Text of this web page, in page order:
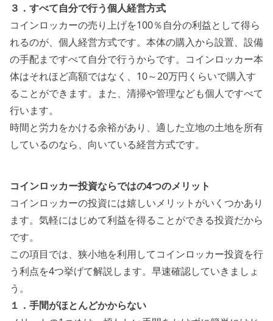
３．すべて自分で行う個人経営方式
コインロッカーの売り上げを100％自分の利益として得ら
れるのが、個人経営方式です。 本体の購入から設置、設備
の手配まですべて自分で行うからです。コインロッカー本
体はそれほど高額ではなく、10～20万円くらいで購入す
ることができます。また、清掃や管理なども個人ですべて
行います。
時間と労力をかける余裕があり、適した立地の土地を所有
しているのなら、向いている経営方式です。
コインロッカー投資ならではの4つのメリット
コインロッカーの投資には嬉しいメリットがいくつかあり
ます。 気軽にはじめて利益を得ることができる投資だから
です。
この項目では、狭小地を利用してコインロッカー投資を行
う利点を4つ挙げて解説します。早速確認していきましょ
う。
１．手間がほとんどかからない